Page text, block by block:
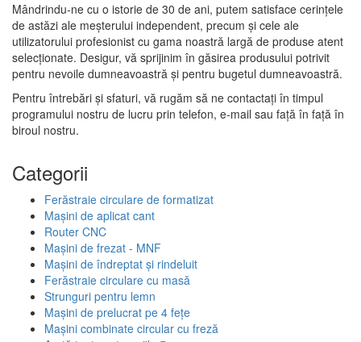
Mândrindu-ne cu o istorie de 30 de ani, putem satisface cerințele
de astăzi ale meșterului independent, precum și cele ale
utilizatorului profesionist cu gama noastră largă de produse atent
selecționate. Desigur, vă sprijinim în găsirea produsului potrivit
pentru nevoile dumneavoastră și pentru bugetul dumneavoastră.
Pentru întrebări și sfaturi, vă rugăm să ne contactați în timpul
programului nostru de lucru prin telefon, e-mail sau față în față în
biroul nostru.
Categorii
Ferăstraie circulare de formatizat
Mașini de aplicat cant
Router CNC
Mașini de frezat - MNF
Mașini de îndreptat și rindeluit
Ferăstraie circulare cu masă
Strunguri pentru lemn
Mașini de prelucrat pe 4 fețe
Mașini combinate circular cu freză